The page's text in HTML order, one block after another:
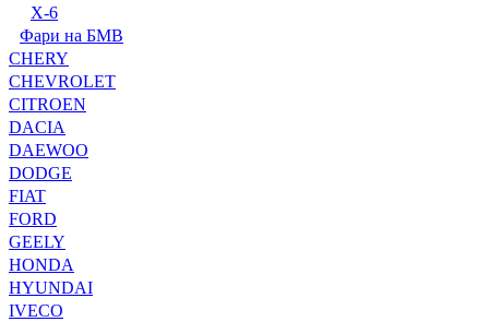
X-6
Фари на БМВ
CHERY
CHEVROLET
CITROEN
DACIA
DAEWOO
DODGE
FIAT
FORD
GEELY
HONDA
HYUNDAI
IVECO